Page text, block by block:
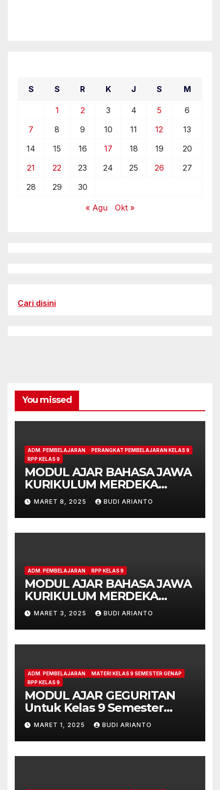
S S R K J S M
1 2 3 4 5
6
7
8 9 10 11 12
13
14
15 16 17 18 19
20
21
22 23 24 25 26
27
28
29 30
« Agu Okt »
Cari disini
You missed
ADM. PEMBELAJARAN
PERANGKAT PEMBELAJARAN KELAS 9
RPP KELAS 9
MODUL AJAR BAHASA JAWA
KURIKULUM MERDEKA
KELAS 9 MATERI PIDATO
MARET 8, 2025 BUDI ARIANTO
ADM. PEMBELAJARAN RPP KELAS 9
MODUL AJAR BAHASA JAWA
KURIKULUM MERDEKA
KELAS 9 MATERI TEKS
PIWULANG SERAT
WULANGREH PUPUH
DURMA
MARET 3, 2025 BUDI ARIANTO
ADM. PEMBELAJARAN
MATERI KELAS 9 SEMESTER GENAP
RPP KELAS 9
MODUL AJAR GEGURITAN
Untuk Kelas 9 Semester
Genap Kurikulum Merdeka
MARET 1, 2025 BUDI ARIANTO